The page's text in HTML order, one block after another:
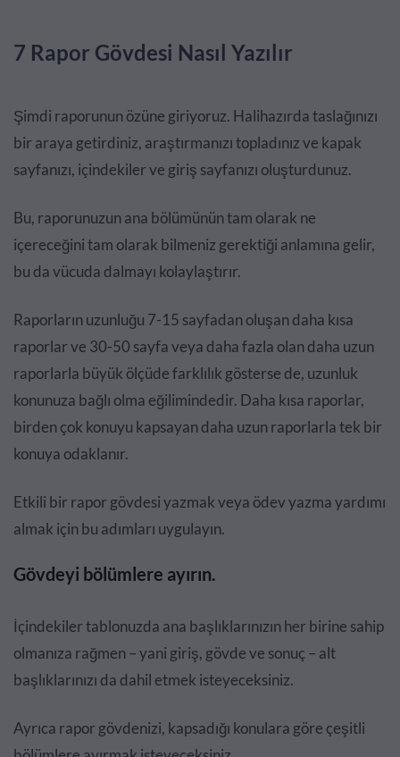
7 Rapor Gövdesi Nasıl Yazılır
Şimdi raporunun özüne giriyoruz. Halihazırda taslağınızı
bir araya getirdiniz, araştırmanızı topladınız ve kapak
sayfanızı, içindekiler ve giriş sayfanızı oluşturdunuz.
Bu, raporunuzun ana bölümünün tam olarak ne
içereceğini tam olarak bilmeniz gerektiği anlamına gelir,
bu da vücuda dalmayı kolaylaştırır.
Raporların uzunluğu 7-15 sayfadan oluşan daha kısa
raporlar ve 30-50 sayfa veya daha fazla olan daha uzun
raporlarla büyük ölçüde farklılık gösterse de, uzunluk
konunuza bağlı olma eğilimindedir. Daha kısa raporlar,
birden çok konuyu kapsayan daha uzun raporlarla tek bir
konuya odaklanır.
Etkili bir rapor gövdesi yazmak veya ödev yazma yardımı
almak için bu adımları uygulayın.
Gövdeyi bölümlere ayırın.
İçindekiler tablonuzda ana başlıklarınızın her birine sahip
olmanıza rağmen – yani giriş, gövde ve sonuç – alt
başlıklarınızı da dahil etmek isteyeceksiniz.
Ayrıca rapor gövdenizi, kapsadığı konulara göre çeşitli